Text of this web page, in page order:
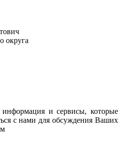
округа
и сервисы, которые
с нами для обсуждения Ваших